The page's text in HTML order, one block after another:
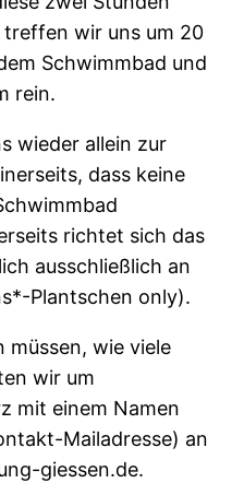
wir uns um 20
Schwimmbad und
rein.
wieder allein zur
dass keine
richtet sich das
ausschließlich an
Plantschen only).
müssen, wie viele
wir um
mit einem Namen
Mailadresse) an
giessen.de.